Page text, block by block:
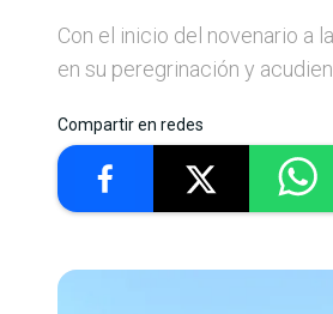
Con el inicio del novenario a
en su peregrinación y
Compartir en redes